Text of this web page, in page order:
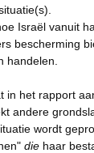
Israël vanuit
bescherming
handelen.
in het rapport
andere
wordt
die haar